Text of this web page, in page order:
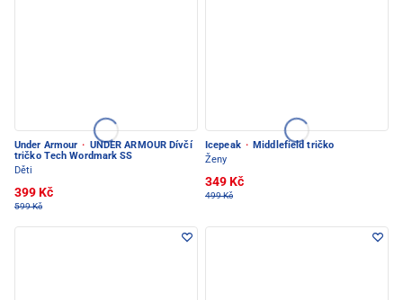
Under Armour · UNDER ARMOUR Dívčí
tričko Tech Wordmark SS
Děti
399 Kč
599 Kč
Icepeak · Middlefield tričko
Ženy
349 Kč
499 Kč